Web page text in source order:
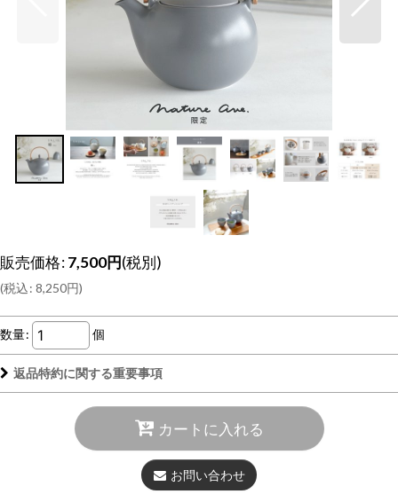
販売価格:7,500円(税別)
(税込: 8,250円)
数量: 個
返品特約に関する重要事項
カートに入れる
お問い合わせ